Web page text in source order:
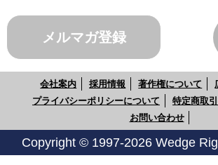
メルマガ登録
会社案内 採用情報 著作権について
プライバシーポリシーについて
特定商取
お問い合わせ
Copyright © 1997-2026 Wedge